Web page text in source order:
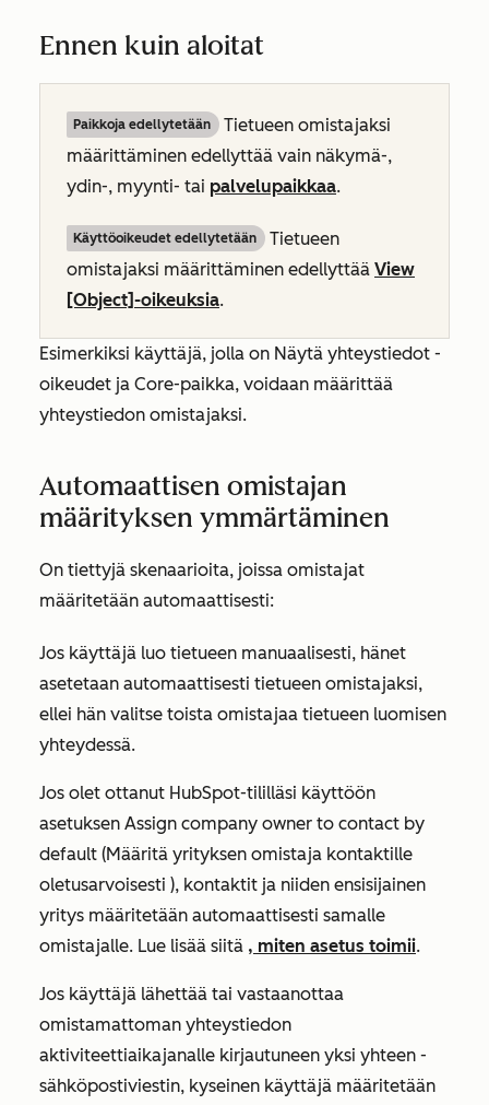
Ennen kuin aloitat
Paikkoja edellytetään
Tietueen omistajaksi
määrittäminen edellyttää vain näkymä-,
ydin-, myynti- tai palvelupaikkaa.
Käyttöoikeudet edellytetään
Tietueen
omistajaksi määrittäminen edellyttää View
[Object]-oikeuksia.
Esimerkiksi käyttäjä, jolla on Näytä yhteystiedot -
oikeudet ja Core-paikka, voidaan määrittää
yhteystiedon omistajaksi.
Automaattisen omistajan
määrityksen ymmärtäminen
On tiettyjä skenaarioita, joissa omistajat
määritetään automaattisesti:
Jos käyttäjä luo tietueen manuaalisesti, hänet
asetetaan automaattisesti tietueen omistajaksi,
ellei hän valitse toista omistajaa tietueen luomisen
yhteydessä.
Jos olet ottanut HubSpot-tililläsi käyttöön
asetuksen Assign company owner to contact by
default (Määritä yrityksen omistaja kontaktille
oletusarvoisesti ), kontaktit ja niiden ensisijainen
yritys määritetään automaattisesti samalle
omistajalle. Lue lisää siitä , miten asetus toimii.
Jos käyttäjä lähettää tai vastaanottaa
omistamattoman yhteystiedon
aktiviteettiaikajanalle kirjautuneen yksi yhteen -
sähköpostiviestin, kyseinen käyttäjä määritetään